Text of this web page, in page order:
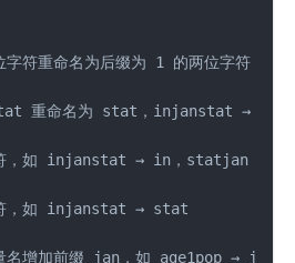
字符重命名为后缀为 1 的两位字符，
重命名为 stat，injanstat →
符，如 injanstat → in，statjan →
，如 injanstat → stat
名增加前缀 jan，如 age1pop →